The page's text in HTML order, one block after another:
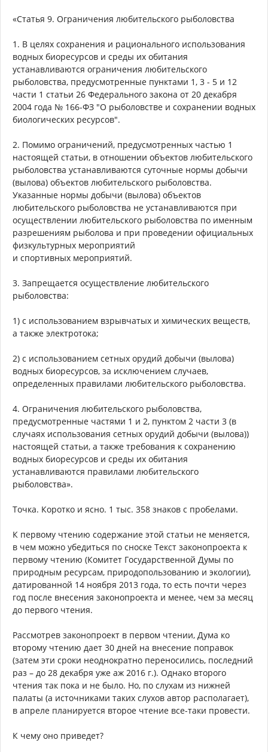
«Статья 9. Ограничения любительского рыболовства
1. В целях сохранения и рационального использования
водных биоресурсов и среды их обитания
устанавливаются ограничения любительского
рыболовства, предусмотренные пунктами 1, 3 - 5 и 12
части 1 статьи 26 Федерального закона от 20 декабря
2004 года № 166-ФЗ "О рыболовстве и сохранении водных
биологических ресурсов".
2. Помимо ограничений, предусмотренных частью 1
настоящей статьи, в отношении объектов любительского
рыболовства устанавливаются суточные нормы добычи
(вылова) объектов любительского рыболовства.
Указанные нормы добычи (вылова) объектов
любительского рыболовства не устанавливаются при
осуществлении любительского рыболовства по именным
разрешениям рыболова и при проведении официальных
физкультурных мероприятий
и спортивных мероприятий.
3. Запрещается осуществление любительского
рыболовства:
1) с использованием взрывчатых и химических веществ,
а также электротока;
2) с использованием сетных орудий добычи (вылова)
водных биоресурсов, за исключением случаев,
определенных правилами любительского рыболовства.
4. Ограничения любительского рыболовства,
предусмотренные частями 1 и 2, пунктом 2 части 3 (в
случаях использования сетных орудий добычи (вылова))
настоящей статьи, а также требования к сохранению
водных биоресурсов и среды их обитания
устанавливаются правилами любительского
рыболовства».
Точка. Коротко и ясно. 1 тыс. 358 знаков с пробелами.
К первому чтению содержание этой статьи не меняется,
в чем можно убедиться по сноске Текст законопроекта к
первому чтению (Комитет Государственной Думы по
природным ресурсам, природопользованию и экологии),
датированной 14 ноября 2013 года, то есть почти через
год после внесения законопроекта и менее, чем за месяц
до первого чтения.
Рассмотрев законопроект в первом чтении, Дума ко
второму чтению дает 30 дней на внесение поправок
(затем эти сроки неоднократно переносились, последний
раз – до 28 декабря уже аж 2016 г.). Однако второго
чтения так пока и не было. Но, по слухам из нижней
палаты (а источниками таких слухов автор располагает),
в апреле планируется второе чтение все-таки провести.
К чему оно приведет?